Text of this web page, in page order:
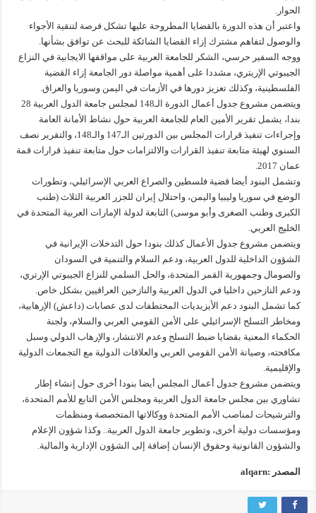
الحوار.
واعتبر أن هذه الدورة بالقضايا المطروحة عليها تشكل فرصة لتنقية الأجواء
والوصول لتفاهم مشترك إزاء القضايا الشائكة للبحث عن توافق بشأنها.
ووجه السفير حرسي، الشكر للجامعة العربية على مواقفها الايجابية في النزاع
الجيبوتي الإريتري، مشددا على أهمية مواصلة دور الجامعة إزاء القضية
الفلسطينية، وكذلك تعزيز دورها في الأزمات في اليمن وسوريا والعراق.
ويتضمن مشروع جدول أعمال الدورة الـ148 لمجلس جامعة الدول العربية 28
بندا، يشمل تقرير الأمين العام للجامعة العربية حول نشاط الأمانة العامة
وإجراءات تنفيذ قرارات المجلس بين الدورتين الـ147 والـ148، والتقرير نصف
السنوي لهيئة متابعة تنفيذ القرارات والالتزامات حول متابعة تنفيذ قرارات قمة
عمان 2017.
وتشمل البنود أيضا قضية فلسطين والصراع العربي الإسرائيلي، وتطورات
الوضع في سوريا وليبيا واليمن، واحتلال إيران للجزر العربية الثلاث (طنب
الكبرى وطنب الصغرى وأبو موسى) التابعة لدولة الإمارات العربية المتحدة في
الخليج العربي.
ويتضمن مشروع جدول الأعمال كذلك بنودا حول التدخلات الإيرانية في
الشؤون الداخلية للدول العربية، ودعم السلام والتنمية في السودان
والصومال وجمهورية القمر المتحدة، والحل السلمي للنزاع الجيبوتي الإرتري،
ودعم النازحين داخليا في الدول العربية والنازحين العراقيين بشكل خاص.
كما تشمل البنود دعم الأيزيديات المختطفات لدى عصابات (داعش) الإرهابية،
ومخاطر التسلح الإسرائيلي على الأمن القومي العربي والسلام، ولجنة
الحكماء المعنية بقضايا ضبط التسلح وعدم الانتشار، والإرهاب الدولي وسبل
مكافحته، وصيانة الأمن القومي العربي والعلاقات الدولية مع التجمعات الدولية
والإقليمية.
ويتضمن مشروع جدول أعمال المجلس أيضا بنودا أخرى حول إنشاء إطار
تشاوري بين مجلس جامعة الدول العربية ومجلس الأمن التابع للأمم المتحدة،
والترشيحات لمناصب الأمم المتحدة ووكالاتها المتخصصة ومنظمات
ومؤسسات دولية أخرى، وتطوير جامعة الدول العربية.. وكذا شؤون الإعلام
والشؤون القانونية وحقوق الإنسان إضافة إلى الشؤون الإدارية والمالية.
المصدر :alqarn